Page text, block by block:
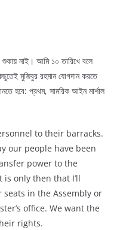
নাই। আমি ১০ তারিখে বলে
মুজিবুর রহমান যোগদান করতে
হবে: প্রথম, সামরিক আইন মার্শাল
to their barracks.
our people have been
power to the
only then that I’ll
in the Assembly or
office. We want the
rights.